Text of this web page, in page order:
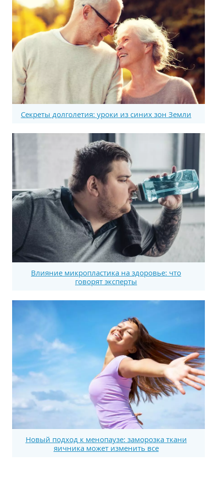
Секреты долголетия: уроки из синих зон Земли
Влияние микропластика на здоровье: что
говорят эксперты
Новый подход к менопаузе: заморозка ткани
яичника может изменить все